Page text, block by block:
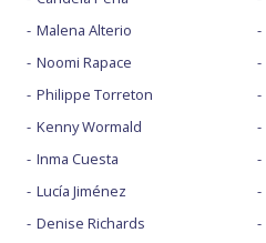
Malena Alterio
Noomi Rapace
Philippe Torreton
Kenny Wormald
Inma Cuesta
Lucía Jiménez
Denise Richards